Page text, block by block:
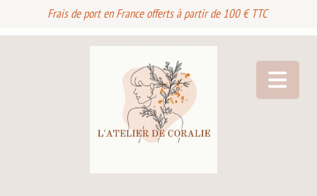
Frais de port en France offerts à partir de 100 € TTC